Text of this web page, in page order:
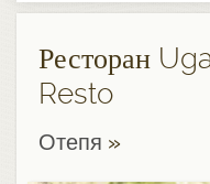
Ресторан
Resto
Отепя »